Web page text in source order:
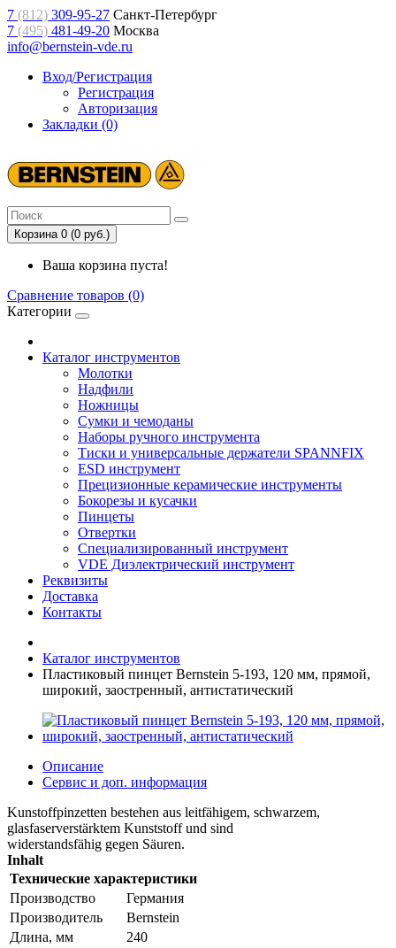
7 (812) 309-95-27 Санкт-Петербург
7 (495) 481-49-20 Москва
info@bernstein-vde.ru
Вход/Регистрация
Регистрация
Авторизация
Закладки (0)
Корзина 0 (0 руб.)
Ваша корзина пуста!
Сравнение товаров (0)
Категории
Каталог инструментов
Молотки
Надфили
Ножницы
Сумки и чемоданы
Наборы ручного инструмента
Тиски и универсальные держатели SPANNFIX
ESD инструмент
Прецизионные керамические инструменты
Бокорезы и кусачки
Пинцеты
Отвертки
Специализированный инструмент
VDE Диэлектрический инструмент
Реквизиты
Доставка
Контакты
Каталог инструментов
Пластиковый пинцет Bernstein 5-193, 120 мм, прямой,
широкий, заостренный, антистатический
Описание
Сервис и доп. информация
Kunstoffpinzetten bestehen aus leitfähigem, schwarzem,
glasfaserverstärktem Kunststoff und sind
widerstandsfähig gegen Säuren.
Inhalt
Технические характеристики
Производство
Германия
Производитель
Bernstein
Длина, мм
240